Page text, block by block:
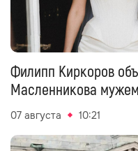
Филипп Киркоров
Масленникова
07 августа 10:21